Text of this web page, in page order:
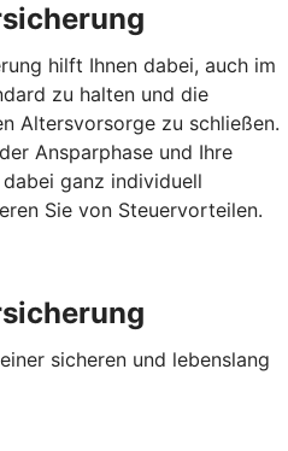
hilft Ihnen dabei, auch im
zu halten und die
Altersvorsorge zu schließen.
Ansparphase und Ihre
ganz individuell
Sie von Steuervorteilen.
sicheren und lebenslang